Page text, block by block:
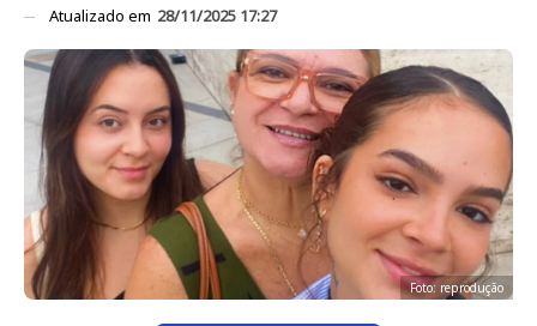
Atualizado em 28/11/2025 17:27
Foto: reprodução